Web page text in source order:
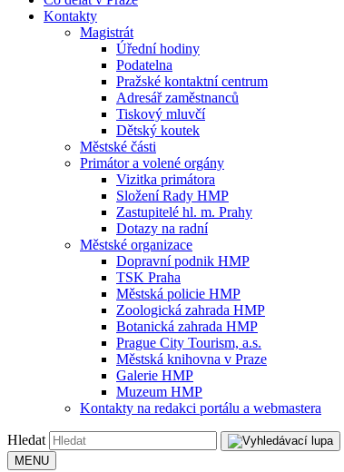
Kontakty
Magistrát
Úřední hodiny
Podatelna
Pražské kontaktní centrum
Adresář zaměstnanců
Tiskový mluvčí
Dětský koutek
Městské části
Primátor a volené orgány
Vizitka primátora
Složení Rady HMP
Zastupitelé hl. m. Prahy
Dotazy na radní
Městské organizace
Dopravní podnik HMP
TSK Praha
Městská policie HMP
Zoologická zahrada HMP
Botanická zahrada HMP
Prague City Tourism, a.s.
Městská knihovna v Praze
Galerie HMP
Muzeum HMP
Kontakty na redakci portálu a webmastera
Hledat
MENU